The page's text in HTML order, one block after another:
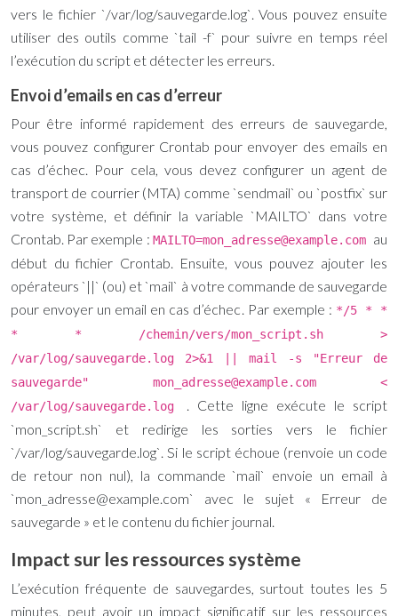
vers le fichier `/var/log/sauvegarde.log`. Vous pouvez ensuite
utiliser des outils comme `tail -f` pour suivre en temps réel
l’exécution du script et détecter les erreurs.
Envoi d’emails en cas d’erreur
Pour être informé rapidement des erreurs de sauvegarde,
vous pouvez configurer Crontab pour envoyer des emails en
cas d’échec. Pour cela, vous devez configurer un agent de
transport de courrier (MTA) comme `sendmail` ou `postfix` sur
votre système, et définir la variable `MAILTO` dans votre
Crontab. Par exemple : MAILTO=mon_adresse@example.com au
début du fichier Crontab. Ensuite, vous pouvez ajouter les
opérateurs `||` (ou) et `mail` à votre commande de sauvegarde
pour envoyer un email en cas d’échec. Par exemple : */5 * *
* * /chemin/vers/mon_script.sh >
/var/log/sauvegarde.log 2>&1 || mail -s "Erreur de
sauvegarde" mon_adresse@example.com <
/var/log/sauvegarde.log . Cette ligne exécute le script
`mon_script.sh` et redirige les sorties vers le fichier
`/var/log/sauvegarde.log`. Si le script échoue (renvoie un code
de retour non nul), la commande `mail` envoie un email à
`mon_adresse@example.com` avec le sujet « Erreur de
sauvegarde » et le contenu du fichier journal.
Impact sur les ressources système
L’exécution fréquente de sauvegardes, surtout toutes les 5
minutes, peut avoir un impact significatif sur les ressources